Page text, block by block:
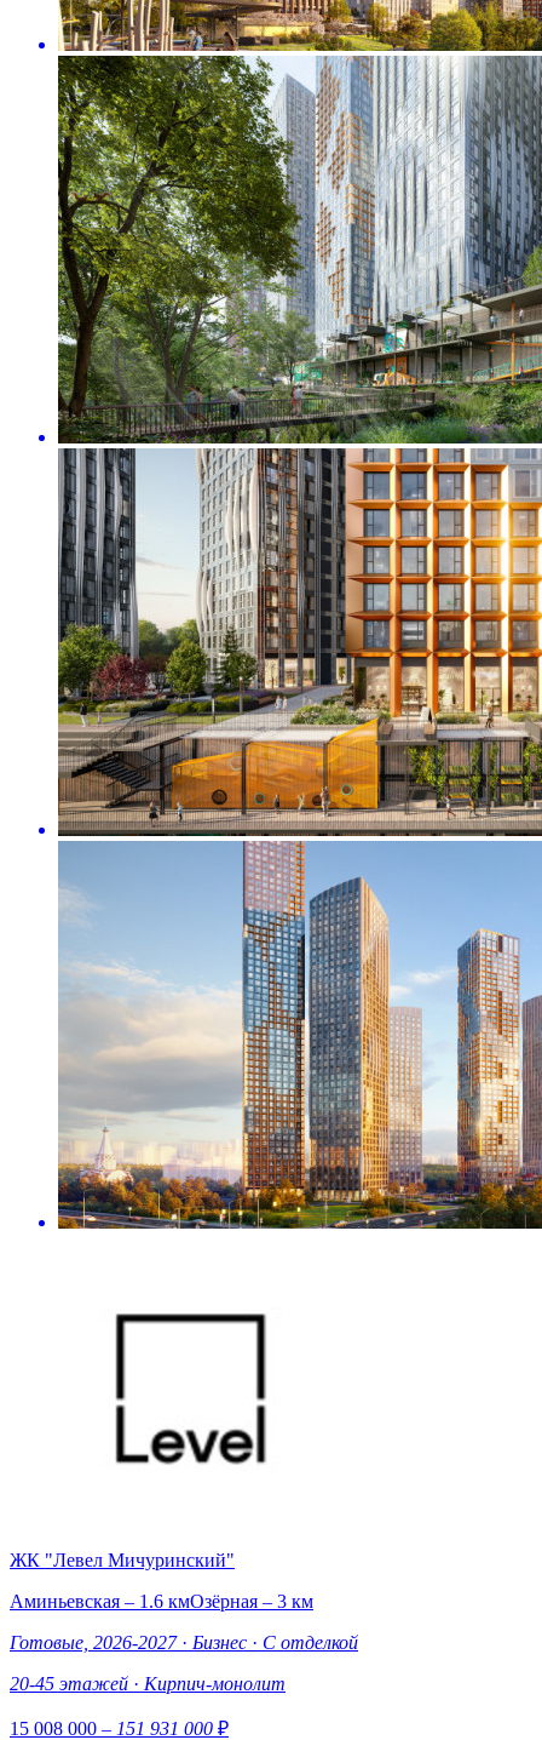
ЖК "Левел Мичуринский"
Аминьевская – 1.6 кмОзёрная – 3 км
Готовые, 2026-2027 · Бизнес · С отделкой
20-45 этажей · Кирпич-монолит
15 008 000 – 151 931 000 ₽